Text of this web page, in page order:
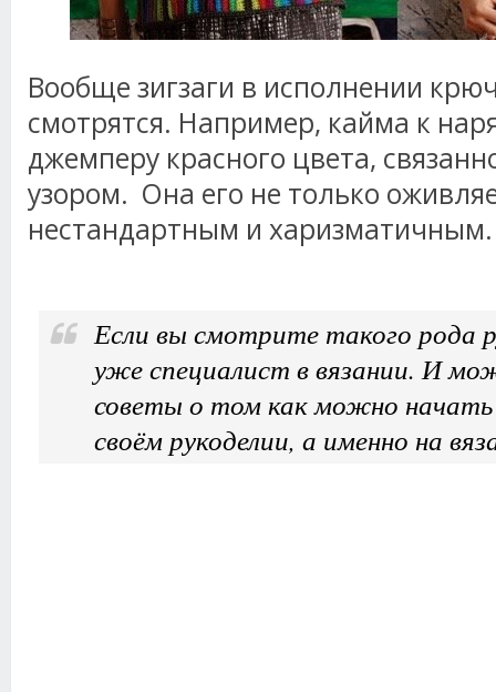
Вообще зигзаги в исполнении
смотрятся. Например, кайма к
джемперу красного цвета,
узором. Она его не только
нестандартным и харизматичным.
Если вы смотрите такого рода
уже специалист в вязании. И
советы о том как можно
своём рукоделии, а именно на